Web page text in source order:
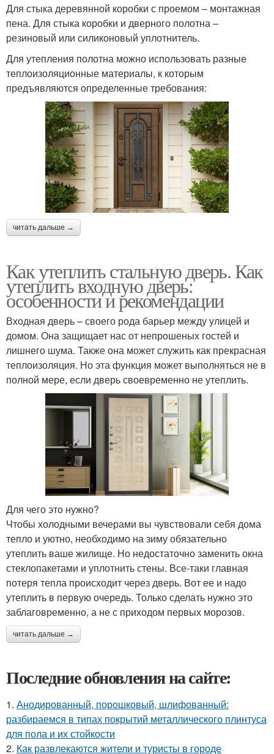
Для стыка деревянной коробки с проемом – монтажная
пена. Для стыка коробки и дверного полотна –
резиновый или силиконовый уплотнитель.
Для утепления полотна можно использовать разные
теплоизоляционные материалы, к которым
предъявляются определенные требования:
читать дальше →
Как утеплить стальную дверь. Как
утеплить входную дверь:
особенности и рекомендации
Входная дверь – своего рода барьер между улицей и
домом. Она защищает нас от непрошеных гостей и
лишнего шума. Также она может служить как прекрасная
теплоизоляция. Но эта функция может выполняться не в
полной мере, если дверь своевременно не утеплить.
Для чего это нужно?
Чтобы холодными вечерами вы чувствовали себя дома
тепло и уютно, необходимо на зиму обязательно
утеплить ваше жилище. Но недостаточно заменить окна
стеклопакетами и уплотнить стены. Все-таки главная
потеря тепла происходит через дверь. Вот ее и надо
утеплить в первую очередь. Только сделать нужно это
заблаговременно, а не с приходом первых морозов.
читать дальше →
Последние обновления на сайте:
1. Анодированный, порошковый, шлифованный:
разбираемся в типах покрытий металлического плинтуса
для пола и их стойкости
2. Как развлекаются жители и туристы в городе